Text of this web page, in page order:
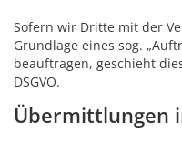
Sofern wir Dritte mit der
Grundlage eines sog.
beauftragen, geschieht
DSGVO.
Übermittlungen